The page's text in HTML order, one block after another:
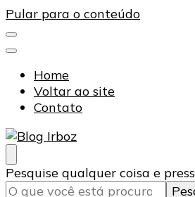
Pular para o conteúdo
Home
Voltar ao site
Contato
Blog Irboz
Blog de Lubrificação Industrial
Procurando
algo?
Pesquise qualquer coisa e